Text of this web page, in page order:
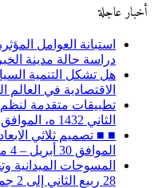
أخبار عاجلة
استبانة العوامل
دراسة حالة مدينة
هل تشكل التنمية
الاقتصادية في العالم
الثاني 1432 ه، الموافق 14 – 18 مايو 2011 م
الموافق 30 أبريل – 4 مايو 2011 م
28 ربيع الثاني إلى 2 جماد الأول / 2 – 6 ابريل 2011 م